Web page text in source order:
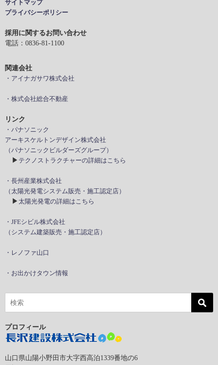
サイトマップ
プライバシーポリシー
採用に関するお問い合わせ
電話：0836-81-1100
関連会社
・アイナガサワ株式会社
・株式会社総合不動産
リンク
・パナソニック
アーキスケルトンデザイン株式会社
（パナソニックビルダーズグループ）
▶ テクノストラクチャーの詳細はこちら
・長州産業株式会社
（太陽光発電システム販売・施工認定店）
▶ 太陽光発電の詳細はこちら
・JFEシビル株式会社
（システム建築販売・施工認定店）
・レノファ山口
・お出かけタウン情報
プロフィール
山口県山陽小野田市大字西高泊1339番地の6